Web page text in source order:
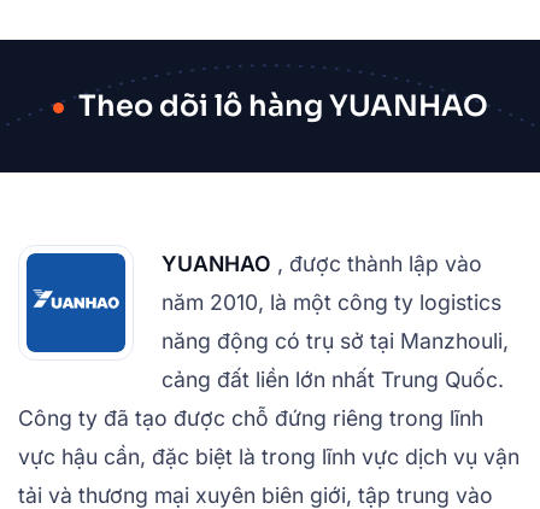
Theo dõi lô hàng YUANHAO
YUANHAO , được thành lập vào
năm 2010, là một công ty logistics
năng động có trụ sở tại Manzhouli,
cảng đất liền lớn nhất Trung Quốc.
Công ty đã tạo được chỗ đứng riêng trong lĩnh
vực hậu cần, đặc biệt là trong lĩnh vực dịch vụ vận
tải và thương mại xuyên biên giới, tập trung vào